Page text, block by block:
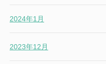
2024年1月
2023年12月